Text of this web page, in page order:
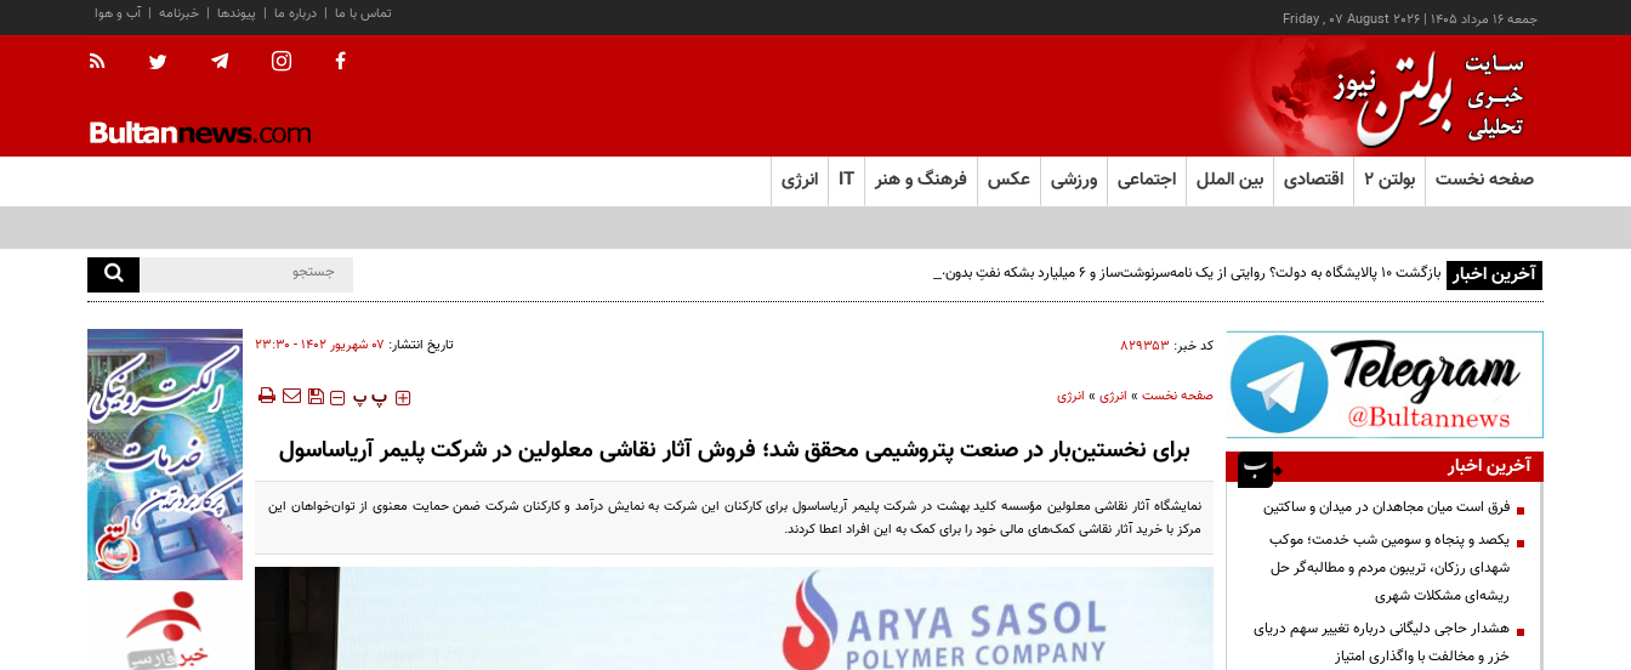
جمعه ۱۶ مرداد ۱۴۰۵ |
Friday , 07 August 2026 آب و هوا | خبرنامه | پیوندها | درباره ما | تماس با ما
صفحه نخست بولتن ۲ اقتصادی بین الملل اجتماعی ورزشی عکس فرهنگ و هنر IT انرژی
آخرین اخبار بازگشت ۱۰ پالایشگاه به دولت؟ روایتی از یک نامه‌سرنوشت‌ساز و ۶ میلیارد بشکه نفتِ بدون‌حساب
کد خبر: ۸۲۹۳۵۳ تاریخ انتشار: ۰۷ شهريور ۱۴۰۲ - ۲۳:۳۰
صفحه نخست» انرژی» انرژی ‍‍‍ پ پ
برای نخستین‌بار در صنعت پتروشیمی محقق شد؛ فروش آثار نقاشی معلولین در شرکت پلیمر آریاساسول
نمایشگاه آثار نقاشی معلولین مؤسسه کلید بهشت در شرکت پلیمر آریاساسول برای کارکنان این شرکت به نمایش درآمد و کارکنان شرکت ضمن حمایت معنوی از توان‌خواهان این
مرکز با خرید آثار نقاشی کمک‌های مالی خود را برای کمک به این افراد اعطا کردند.
آخرین اخبار
فرق است میان مجاهدان در میدان و ساکتین
یکصد و پنجاه و سومین شب خدمت؛ موکب
شهدای رزکان، تریبون مردم و مطالبه‌گر حل
ریشه‌ای مشکلات شهری
هشدار حاجی دلیگانی درباره تغییر سهم دریای
خزر و مخالفت با واگذاری امتیاز